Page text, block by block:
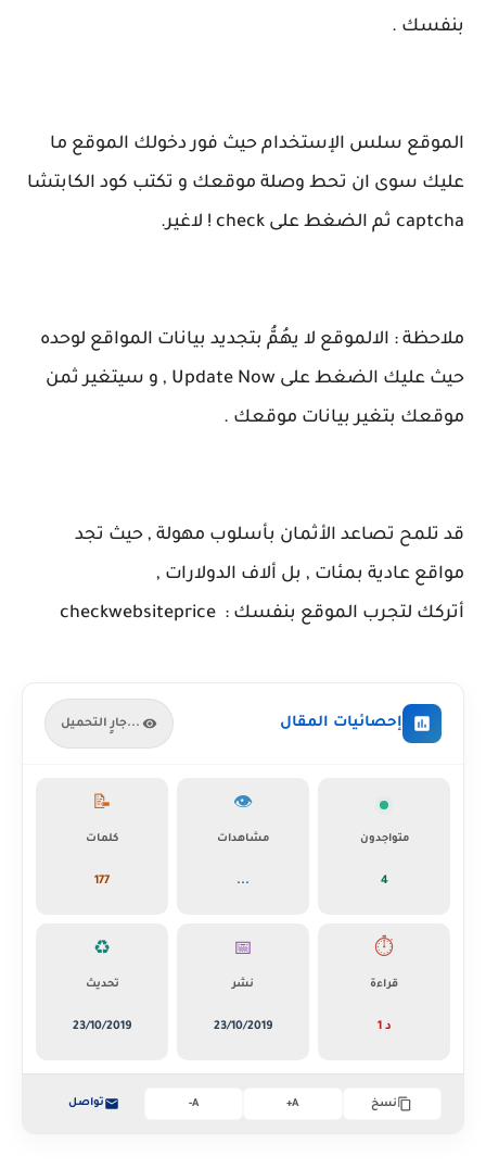
بنفسك .
الموقع سلس الإستخدام حيث فور دخولك الموقع ما
عليك سوى ان تحط وصلة موقعك و تكتب كود الكابتشا
captcha ثم الضغط على check ! لاغير.
ملاحظة : الالموقع لا يهُمُّ بتجديد بيانات المواقع لوحده
حيث عليك الضغط على Update Now , و سيتغير ثمن
موقعك بتغير بيانات موقعك .
قد تلمح تصاعد الأثمان بأسلوب مهولة , حيث تجد
مواقع عادية بمئات , بل ألاف الدولارات ,
أتركك لتجرب الموقع بنفسك : checkwebsiteprice
إحصائيات المقال جارٍ التحميل...
متواجدون
4
👁️
مشاهدات
...
📝
كلمات
177
⏱️
قراءة
1 د
📅
نشر
23/10/2019
♻️
تحديث
23/10/2019
نسخ A+
A- تواصل